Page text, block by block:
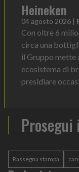
Heineken
04 agosto 2026 |
Con oltre 6
circa una
il Gruppo mette
ecosistema di
presidiare
Rassegna stampa